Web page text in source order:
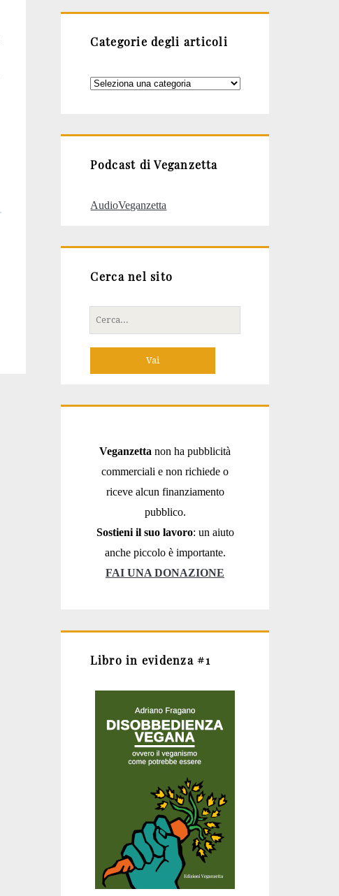
Categorie degli articoli
Categorie
Podcast di Veganzetta
AudioVeganzetta
Cerca nel sito
Cerca
per:
Veganzetta non ha pubblicità
commerciali e non richiede o
riceve alcun finanziamento
pubblico.
Sostieni il suo lavoro: un aiuto
anche piccolo è importante.
FAI UNA DONAZIONE
Libro in evidenza #1